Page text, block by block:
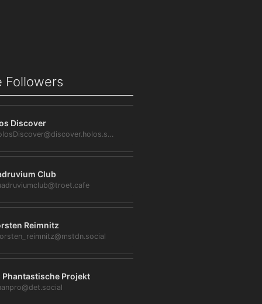
Followers
Discover
@HolosDiscover@discover.holos.social
Club
Reimnitz
Phantastische Projekt